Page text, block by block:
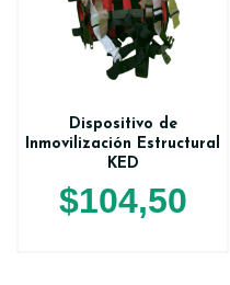
Dispositivo de
Inmovilización Estructural
KED
$104,50